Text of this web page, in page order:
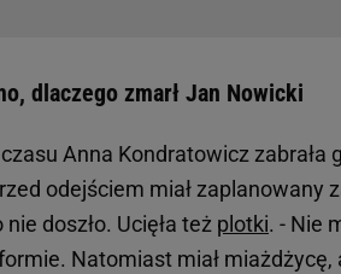
dlaczego zmarł Jan Nowicki
Anna Kondratowicz zabrała
odejściem miał zaplanowany
nie doszło. Ucięła też plotki. - Nie
Natomiast miał